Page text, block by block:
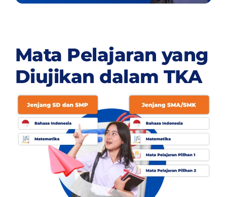
Mata Pelajaran yang
Diujikan dalam TKA